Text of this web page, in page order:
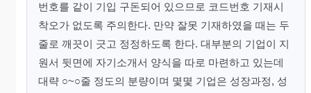
번호를 같이 기입 구돈되어 있으므로 코드번호 기재시
착오가 없도록 주의한다. 만약 잘못 기재하였을 때는 두
줄로 깨끗이 긋고 정정하도록 한다. 대부분의 기업이 지
원서 뒷면에 자기소개서 양식을 따로 마련하고 있는데
대략 ○~○줄 정도의 분량이며 몇몇 기업은 성장과정, 성